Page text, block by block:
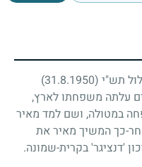
תש"י (31.8.1950)
עלתה משפחתו לארץ,
במטולה, ושם למד מאיר
כך המשיך מאיר את
'דנציגר' בקרית-שמונה.